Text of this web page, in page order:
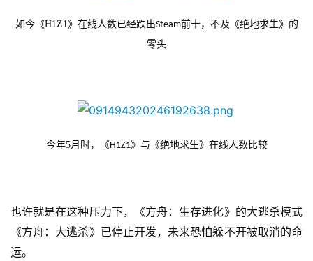
游
茶
如今《H1Z1》在线人数已经跌出Steam前十，不及《绝地求生》的
零头
今年5月时，《H1Z1》与《绝地求生》在线人数比较
也许就是在这种压力下，《方舟：生存进化》的大逃杀模式
《方舟：大逃杀》已停止开发，未来恐怕躲不开被取消的命
运。